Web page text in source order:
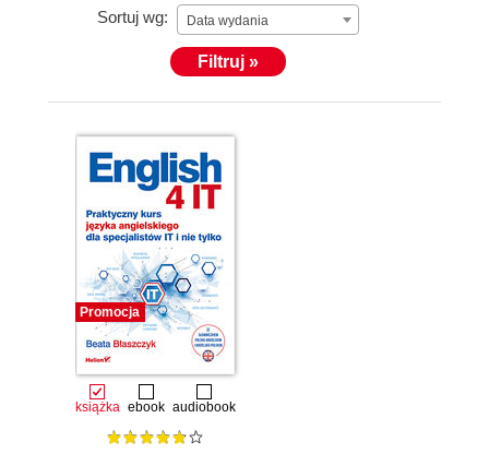
Sortuj wg: Data wydania
Filtruj »
Promocja
książka ebook audiobook